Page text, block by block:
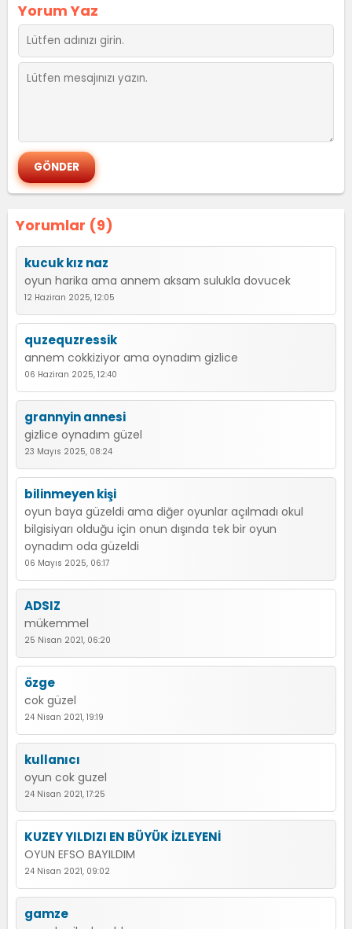
Yorumlar (9)
kucuk kız naz
oyun harika ama annem aksam sulukla dovucek
12 Haziran 2025, 12:05
quzequzressik
annem cokkiziyor ama oynadım gizlice
06 Haziran 2025, 12:40
grannyin annesi
gizlice oynadım güzel
23 Mayıs 2025, 08:24
bilinmeyen kişi
oyun baya güzeldi ama diğer oyunlar açılmadı okul
bilgisiyarı olduğu için onun dışında tek bir oyun
oynadım oda güzeldi
06 Mayıs 2025, 06:17
ADSIZ
mükemmel
25 Nisan 2021, 06:20
özge
cok güzel
24 Nisan 2021, 19:19
kullanıcı
oyun cok guzel
24 Nisan 2021, 17:25
KUZEY YILDIZI EN BÜYÜK İZLEYENİ
OYUN EFSO BAYILDIM
24 Nisan 2021, 09:02
gamze
Yorum Yaz